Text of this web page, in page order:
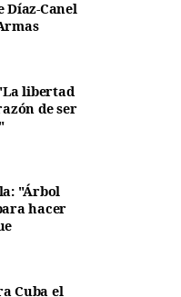
Díaz-Canel
libertad
de ser
"Árbol
hacer
Cuba el